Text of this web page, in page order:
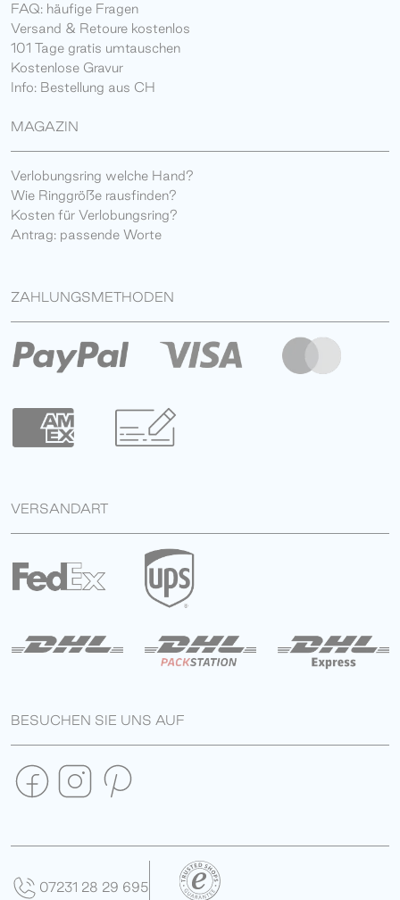
FAQ: häufige Fragen
Versand & Retoure kostenlos
101 Tage gratis umtauschen
Kostenlose Gravur
Info: Bestellung aus CH
MAGAZIN
Verlobungsring welche Hand?
Wie Ringgröße rausfinden?
Kosten für Verlobungsring?
Antrag: passende Worte
ZAHLUNGSMETHODEN
VERSANDART
BESUCHEN SIE UNS AUF
07231 28 29 695